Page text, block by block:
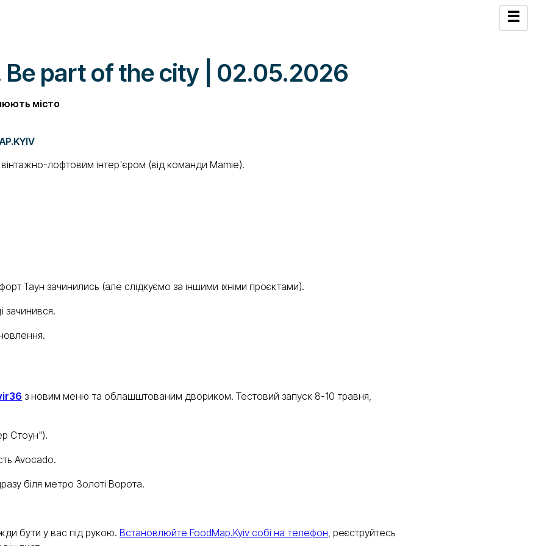
☰
Be part of the city | 02.05.2026
місто
лофтовим інтер'єром (від команди Mamie).
Таун зачинились (але слідкуємо за іншими їхніми проєктами).
зачинився.
з новим меню та облашштованим двориком. Тестовий запуск 8-10 травня,
Стоун").
Avocado.
біля метро Золоті Ворота.
бути у вас під рукою. Встановлюйте FoodMap.Kyiv собі на телефон, реєструйтесь